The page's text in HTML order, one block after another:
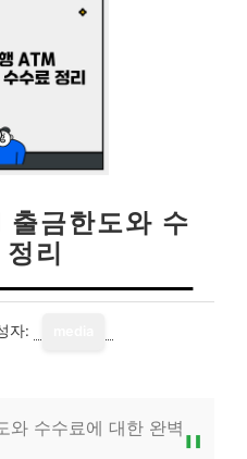
금한도와 수
리
자:
와 수수료에 대한 완벽